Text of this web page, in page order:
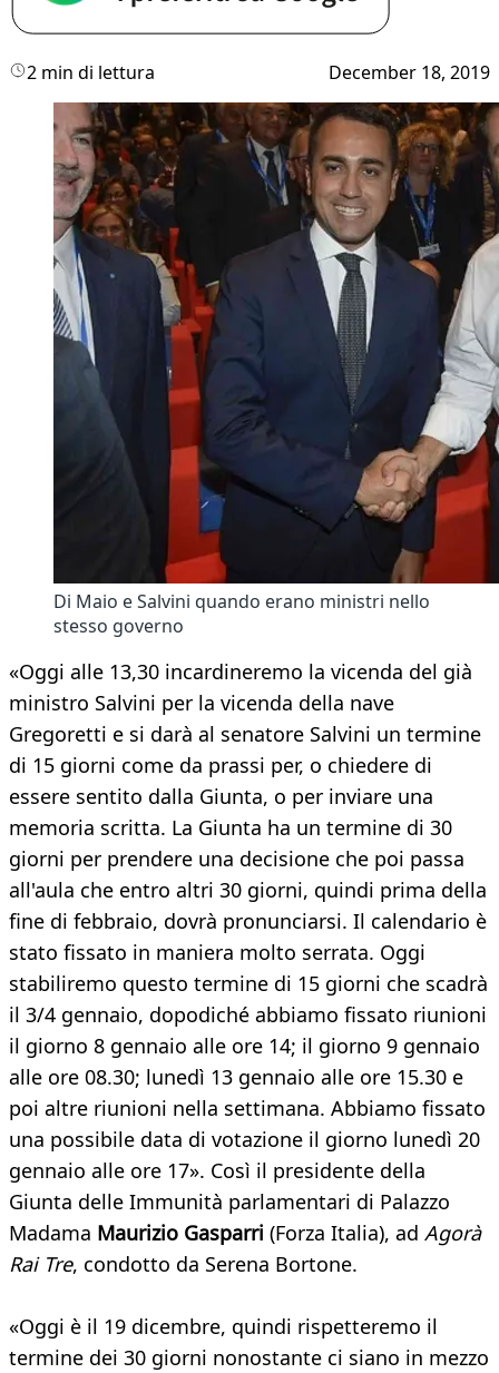
2 min di lettura December 18, 2019
Di Maio e Salvini quando erano ministri nello
stesso governo
«Oggi alle 13,30 incardineremo la vicenda del già
ministro Salvini per la vicenda della nave
Gregoretti e si darà al senatore Salvini un termine
di 15 giorni come da prassi per, o chiedere di
essere sentito dalla Giunta, o per inviare una
memoria scritta. La Giunta ha un termine di 30
giorni per prendere una decisione che poi passa
all'aula che entro altri 30 giorni, quindi prima della
fine di febbraio, dovrà pronunciarsi. Il calendario è
stato fissato in maniera molto serrata. Oggi
stabiliremo questo termine di 15 giorni che scadrà
il 3/4 gennaio, dopodiché abbiamo fissato riunioni
il giorno 8 gennaio alle ore 14; il giorno 9 gennaio
alle ore 08.30; lunedì 13 gennaio alle ore 15.30 e
poi altre riunioni nella settimana. Abbiamo fissato
una possibile data di votazione il giorno lunedì 20
gennaio alle ore 17». Così il presidente della
Giunta delle Immunità parlamentari di Palazzo
Madama Maurizio Gasparri (Forza Italia), ad Agorà
Rai Tre, condotto da Serena Bortone.
«Oggi è il 19 dicembre, quindi rispetteremo il
termine dei 30 giorni nonostante ci siano in mezzo